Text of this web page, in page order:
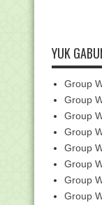
YUK
Group
Group
Group
Group
Group
Group
Group
Group